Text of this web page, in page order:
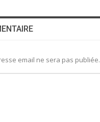
email ne sera pas publiée.